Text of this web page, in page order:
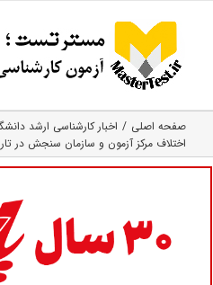
content
صفحه اصلی
اخبار کارشناسی ارشد
اختلاف مرکز آزمون و سازمان سنجش در